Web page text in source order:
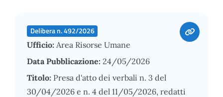
Delibera n. 492/2026
Ufficio: Area Risorse Umane
Data Pubblicazione: 24/05/2026
Titolo: Presa d'atto dei verbali n. 3 del
30/04/2026 e n. 4 del 11/05/2026, redatti